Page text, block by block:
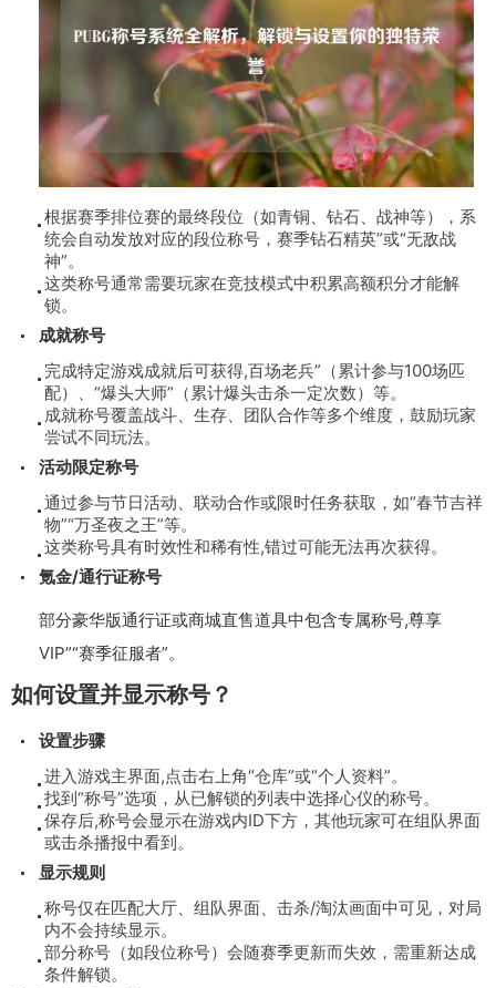
根据赛季排位赛的最终段位（如青铜、钻石、战神等），系
统会自动发放对应的段位称号，赛季钻石精英”或“无敌战
神”。
这类称号通常需要玩家在竞技模式中积累高额积分才能解
锁。
成就称号
完成特定游戏成就后可获得,百场老兵”（累计参与100场匹
配）、“爆头大师”（累计爆头击杀一定次数）等。
成就称号覆盖战斗、生存、团队合作等多个维度，鼓励玩家
尝试不同玩法。
活动限定称号
通过参与节日活动、联动合作或限时任务获取，如“春节吉祥
物”“万圣夜之王”等。
这类称号具有时效性和稀有性,错过可能无法再次获得。
氪金/通行证称号
部分豪华版通行证或商城直售道具中包含专属称号,尊享
VIP”“赛季征服者”。
如何设置并显示称号？
设置步骤
进入游戏主界面,点击右上角“仓库”或“个人资料”。
找到“称号”选项，从已解锁的列表中选择心仪的称号。
保存后,称号会显示在游戏内ID下方，其他玩家可在组队界面
或击杀播报中看到。
显示规则
称号仅在匹配大厅、组队界面、击杀/淘汰画面中可见，对局
内不会持续显示。
部分称号（如段位称号）会随赛季更新而失效，需重新达成
条件解锁。